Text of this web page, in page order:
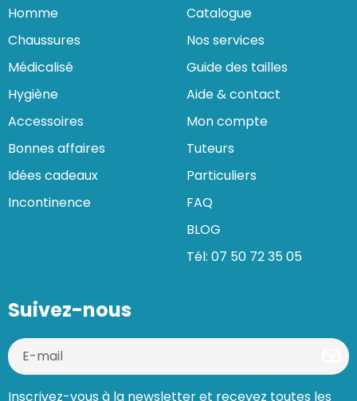
Homme
Chaussures
Médicalisé
Hygiène
Accessoires
Bonnes affaires
Idées cadeaux
Incontinence
Catalogue
Nos services
Guide des tailles
Aide & contact
Mon compte
Tuteurs
Particuliers
FAQ
BLOG
Tél: 07 50 72 35 05
Suivez-nous
Inscrivez-vous à la newsletter et recevez toutes les